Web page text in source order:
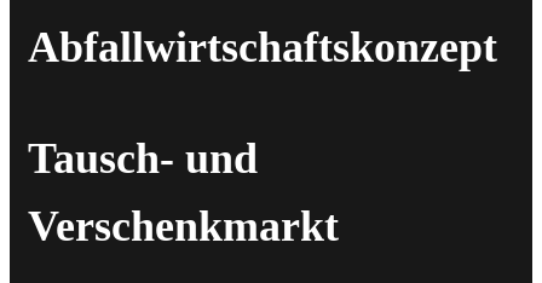
Abfallwirtschaftskonzept
Tausch- und
Verschenkmarkt